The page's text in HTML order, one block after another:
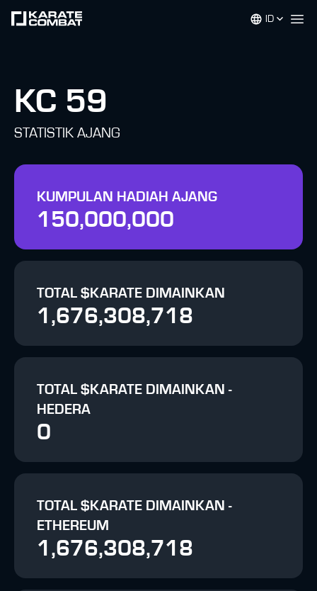
ID
KC 59
STATISTIK AJANG
KUMPULAN HADIAH AJANG
150,000,000
TOTAL $KARATE DIMAINKAN
1,676,308,718
TOTAL $KARATE DIMAINKAN -
HEDERA
0
TOTAL $KARATE DIMAINKAN -
ETHEREUM
1,676,308,718